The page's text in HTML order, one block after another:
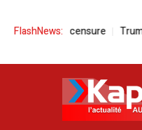
FlashNews:
de la censure Trump –